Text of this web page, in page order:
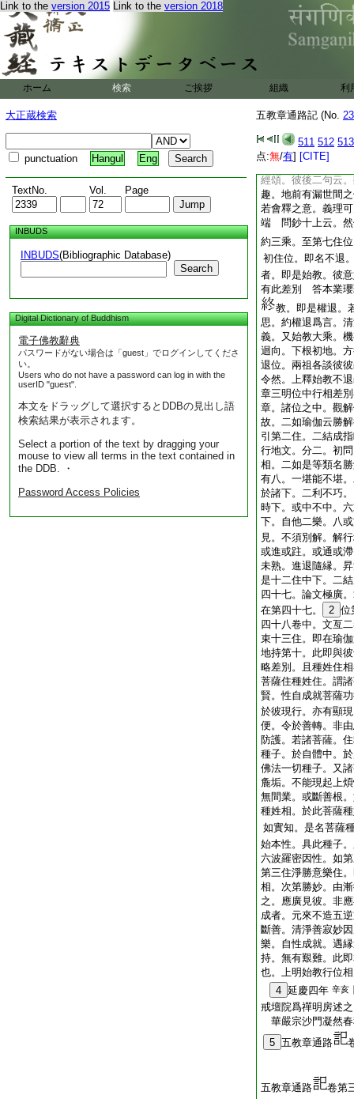
Link to the version 2015 Link to the version 2018
ホーム 検索 ご挨拶 組織 利
大正蔵検索
punctuation Hangul Eng
TextNo. Vol. Page
INBUDS
INBUDS(Bibliographic Database)
Search
Digital Dictionary of Buddhism
電子佛教辭典
パスワードがない場合は「guest」でログインしてくださ
い。
Users who do not have a password can log in with the
userID "guest".
本文をドラッグして選択するとDDBの見出し語
検索結果が表示されます。
Select a portion of the text by dragging your
mouse to view all terms in the text contained in
the DDB. ・
Password Access Policies
五教章通路記 (No.
511 512 513
点:無/有] [CITE]
信之位。非謂初住
惡趣文云。此菩薩
惡趣生。然爲利益
因取龍故。脚下有
有情。遂被染繋。
如所引經。若有成
通義。曰彼亦不以
地前有起惡趣業。
經頌。彼後二句云
趣。地前有漏世間
若會釋之意。義理
端 問鈔十上云。然
約三乘。至第七住
初住位。即名不退
者。即是始教。彼
有此差別 答本業瓔
教。即是權退。
思。約權退爲言。
義。又始教大乘。
迴向。下根初地。
退位。兩祖各談彼
令然。上釋始教不
章三明位中行相差
章。諸位之中。觀
故。二如瑜伽云勝
引第二住。二結成
行地文。分二。初
相。二如是等類名
有八。一堪能不堪
於諸下。二利不巧
時下。或中不中。
下。自他二樂。八
見。不須別解。解
或進或跓。或通或
未熟。進退隨縁。
是十二住中下。二
四十七。論文極廣
在第四十七。
2 位
四十八卷中。文亙
束十三住。即在瑜
地持第十。此即與
略差別。且種姓住
菩薩住種姓住。謂
賢。性自成就菩薩
於彼現行。亦有顯
便。令於善轉。非
防護。若諸菩薩。
種子。於自體中。
佛法一切種子。又
麁垢。不能現起上
無間業。或斷善根
種姓相。於此菩薩
如實知。是名菩薩
始本性。具此種子
六波羅密因性。如
第三住淨勝意樂住
相。次第勝妙。由
之。應廣見彼。非
成者。元來不造五
斷善。清淨善寂妙
樂。自性成就。遇
持。無有艱難。此
也。上明始教行位
4 延慶四年 辛亥
戒壇院爲禪明房述之
華嚴宗沙門凝然
5 五教章通路
五教章通路 卷第